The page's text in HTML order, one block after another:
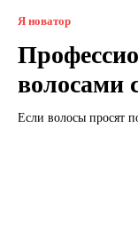
Я новатор
волосами
Если волосы просят